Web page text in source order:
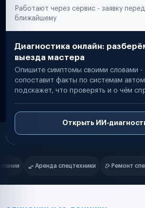
Работают через сервис - заявку
ближайшему
Диагностика онлайн:
выезда мастера
Опишите симптомы своими словами -
сопоставит факты по системам
подскажет, что проверять и о чём
Открыть ИИ-
Нам доверяют
Ремонт спецтехники Ритейл-сети
Маркетплейсы